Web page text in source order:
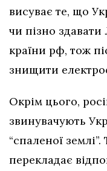
висуває те, що
чи пізно
країни рф, тож
знищити
Окрім цього,
звинувачують
“спаленої
перекладає